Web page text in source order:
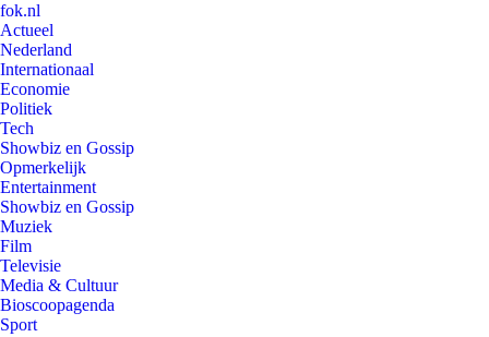
fok.nl
Actueel
Nederland
Internationaal
Economie
Politiek
Tech
Showbiz en Gossip
Opmerkelijk
Entertainment
Showbiz en Gossip
Muziek
Film
Televisie
Media & Cultuur
Bioscoopagenda
Sport